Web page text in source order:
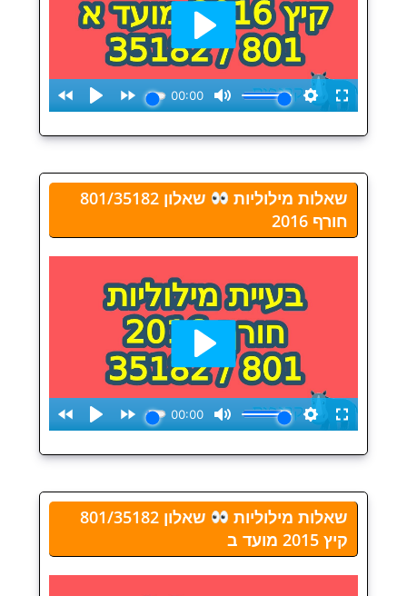
שאלות מילוליות
שאלון 801/35182
חורף 2016
שאלות מילוליות
שאלון 801/35182
קיץ 2015 מועד ב